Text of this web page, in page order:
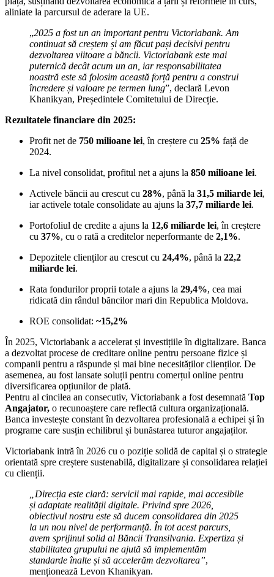
aliniate la parcursul de aderare la UE.
„2025 a fost un an important pentru Victoriabank. Am
continuat să creștem și am făcut pași decisivi pentru
dezvoltarea viitoare a băncii. Victoriabank este mai
puternică decât acum un an, iar responsabilitatea
noastră este să folosim această forță pentru a construi
încredere și valoare pe termen lung”, declară Levon
Khanikyan, Președintele Comitetului de Direcție.
Rezultatele financiare din 2025:
Profit net de 750 milioane lei, în creștere cu 25% față de
2024.
La nivel consolidat, profitul net a ajuns la 850 milioane lei.
Activele băncii au crescut cu 28%, până la 31,5 miliarde lei,
iar activele totale consolidate au ajuns la 37,7 miliarde lei.
Portofoliul de credite a ajuns la 12,6 miliarde lei, în creștere
cu 37%, cu o rată a creditelor neperformante de 2,1%.
Depozitele clienților au crescut cu 24,4%, până la 22,2
miliarde lei.
Rata fondurilor proprii totale a ajuns la 29,4%, cea mai
ridicată din rândul băncilor mari din Republica Moldova.
ROE consolidat: ~15,2%
În 2025, Victoriabank a accelerat și investițiile în digitalizare. Banca
a dezvoltat procese de creditare online pentru persoane fizice și
companii pentru a răspunde și mai bine necesităților clienților. De
asemenea, au fost lansate soluții pentru comerțul online pentru
diversificarea opțiunilor de plată.
Pentru al cincilea an consecutiv, Victoriabank a fost desemnată Top
Angajator, o recunoaștere care reflectă cultura organizațională.
Banca investește constant în dezvoltarea profesională a echipei și în
programe care susțin echilibrul și bunăstarea tuturor angajaților.
Victoriabank intră în 2026 cu o poziție solidă de capital și o strategie
orientată spre creștere sustenabilă, digitalizare și consolidarea relației
cu clienții.
„Direcția este clară: servicii mai rapide, mai accesibile
și adaptate realității digitale. Privind spre 2026,
obiectivul nostru este să ducem consolidarea din 2025
la un nou nivel de performanță. În tot acest parcurs,
avem sprijinul solid al Băncii Transilvania. Expertiza și
stabilitatea grupului ne ajută să implementăm
standarde înalte și să accelerăm dezvoltarea”,
menționează Levon Khanikyan.